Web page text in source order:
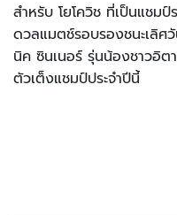
สำหรับ โยโควิช ที่เป็นแชมป์
ดวลแมตช์รอบรองชนะเลิศ
นิค ซินเนอร์ รุ่นน้องชาวอิต
ตัวเต็งแชมป์ประจำปีนี้